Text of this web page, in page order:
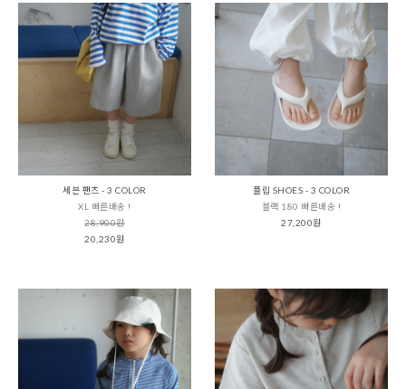
세븐 팬츠 - 3 COLOR
XL 빠른배송 !
28,900원
20,230원
플립 SHOES - 3 COLOR
블랙 180 빠른배송 !
27,200원